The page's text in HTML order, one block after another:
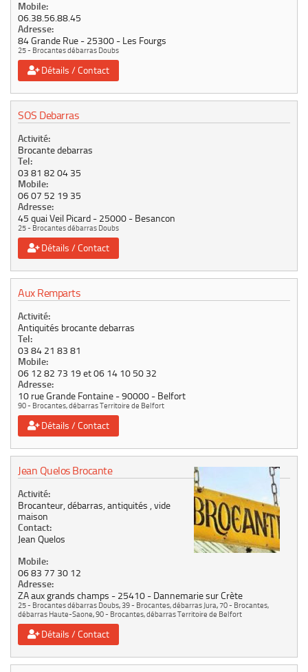
Mobile:
06.38.56.88.45
Adresse:
84 Grande Rue 25300 Les Fourgs
25 - Brocantes débarras Doubs
Détails / Contact
SOS Debarras
Activité:
Brocante debarras
Tel:
03 81 82 04 35
Mobile:
06 07 52 19 35
Adresse:
45 quai Veil Picard 25000 Besancon
25 - Brocantes débarras Doubs
Détails / Contact
Aux Remparts
Activité:
Antiquités brocante debarras
Tel:
03 84 21 83 81
Mobile:
06 12 82 73 19 et 06 14 10 50 32
Adresse:
10 rue Grande Fontaine 90000 Belfort
90 - Brocantes, débarras Territoire de Belfort
Détails / Contact
Jean Quelos Brocante
Activité:
Brocanteur, débarras, antiquités , vide
maison
Contact:
Jean Quelos
Mobile:
06 83 77 30 12
Adresse:
ZA aux grands champs 25410 Dannemarie sur Crète
25 - Brocantes débarras Doubs,39 - Brocantes, débarras Jura,70 - Brocantes,
débarras Haute-Saone,90 - Brocantes, débarras Territoire de Belfort
Détails / Contact